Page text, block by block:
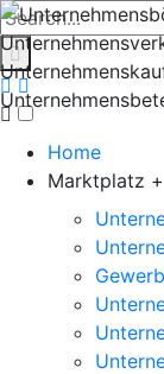
Home
Marktplatz +